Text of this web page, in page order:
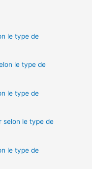
le type de
le type de
le type de
selon le type de
le type de